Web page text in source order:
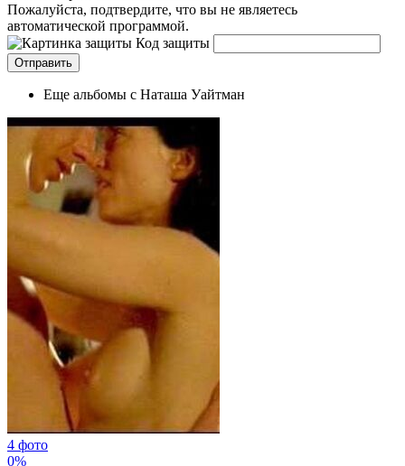
Пожалуйста, подтвердите, что вы не являетесь
автоматической программой.
Код защиты
Еще альбомы с Наташа Уайтман
4 фото
0%